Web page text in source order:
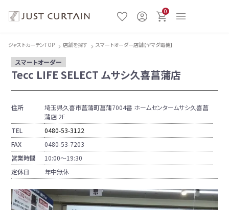
0
ジャストカーテンTOP 店舗を探す スマートオーダー店舗【ヤマダ電機】
スマートオーダー
Tecc LIFE SELECT ムサシ久喜菖蒲店
住所
埼玉県久喜市菖蒲町菖蒲7004番 ホームセンタームサシ久喜菖
蒲店 2F
TEL
0480-53-3122
FAX
0480-53-7203
営業時間
10:00〜19:30
定休日
年中無休